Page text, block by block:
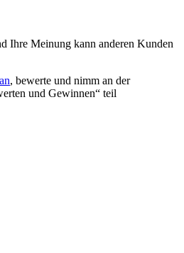
Ihre Meinung kann anderen Kunden
, bewerte und nimm an der
und Gewinnen“ teil